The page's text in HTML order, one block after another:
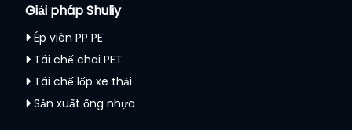
Giải pháp Shuliy
Ép viên PP PE
Tái chế chai PET
Tái chế lốp xe thải
Sản xuất ống nhựa